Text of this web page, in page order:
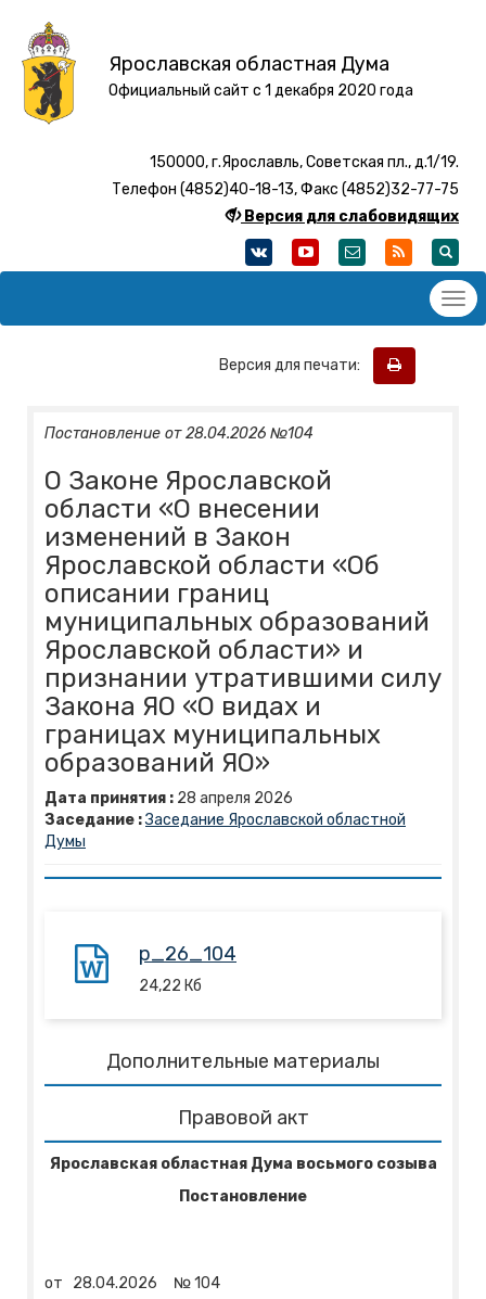
Ярославская областная Дума
Официальный сайт с 1 декабря 2020 года
150000, г.Ярославль, Советская пл., д.1/19.
Телефон (4852)40-18-13, Факс (4852)32-77-75
Версия для слабовидящих
Версия для печати:
Постановление от 28.04.2026 №104
О Законе Ярославской
области «О внесении
изменений в Закон
Ярославской области «Об
описании границ
муниципальных образований
Ярославской области» и
признании утратившими силу
Закона ЯО «О видах и
границах муниципальных
образований ЯО»
Дата принятия : 28 апреля 2026
Заседание :Заседание Ярославской областной
Думы
p_26_104
24,22 Кб
Дополнительные материалы
Правовой акт
Ярославская областная Дума восьмого созыва
Постановление
от 28.04.2026 №104